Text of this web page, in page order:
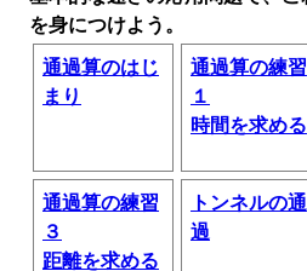
を身につけよう。
通過算のはじ
まり
通過算の練習
１
時間を求める
通過算の練習
３
距離を求める
トンネルの通
過